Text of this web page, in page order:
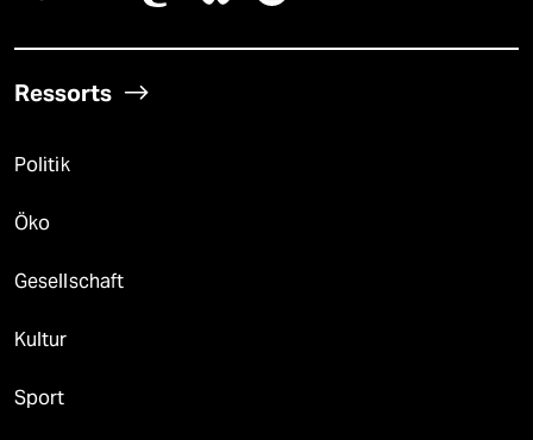
Ressorts
Politik
Öko
Gesellschaft
Kultur
Sport